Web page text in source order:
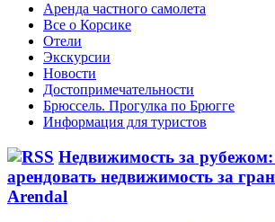
Аренда частного самолета
Все о Корсике
Отели
Экскурсии
Новости
Достопримечательности
Брюссель. Прогулка по Брюгге
Информация для туристов
Недвижимость за
арендовать недвижимость за
Arendal